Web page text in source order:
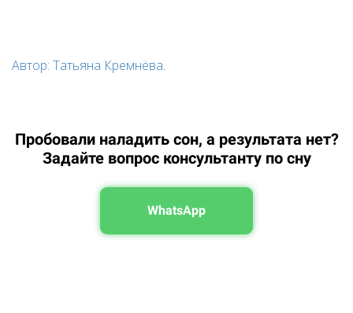
Автор: Татьяна Кремнёва.
Пробовали наладить сон, а результата нет?
Задайте вопрос консультанту по сну
WhatsApp